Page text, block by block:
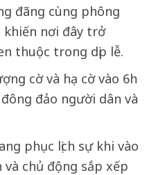
đãng cùng phông
nơi đây trở
thuộc trong dịp lễ.
cờ và hạ cờ vào 6h
đảo người dân và
phục lịch sự khi vào
và chủ động sắp xếp